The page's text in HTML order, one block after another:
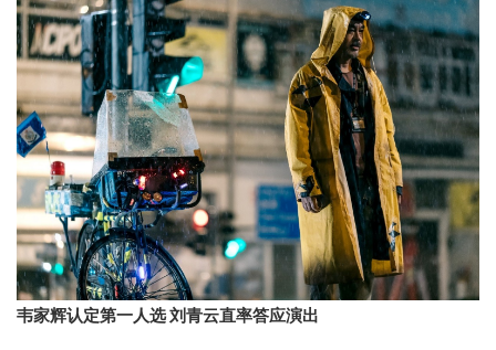
韦家辉认定第一人选 刘青云直率答应演出